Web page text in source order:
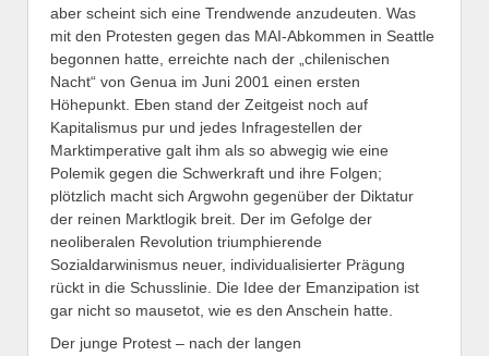
aber scheint sich eine Trendwende anzudeuten. Was
mit den Protesten gegen das MAI-Abkommen in Seattle
begonnen hatte, erreichte nach der „chilenischen
Nacht“ von Genua im Juni 2001 einen ersten
Höhepunkt. Eben stand der Zeitgeist noch auf
Kapitalismus pur und jedes Infragestellen der
Marktimperative galt ihm als so abwegig wie eine
Polemik gegen die Schwerkraft und ihre Folgen;
plötzlich macht sich Argwohn gegenüber der Diktatur
der reinen Marktlogik breit. Der im Gefolge der
neoliberalen Revolution triumphierende
Sozialdarwinismus neuer, individualisierter Prägung
rückt in die Schusslinie. Die Idee der Emanzipation ist
gar nicht so mausetot, wie es den Anschein hatte.
Der junge Protest – nach der langen